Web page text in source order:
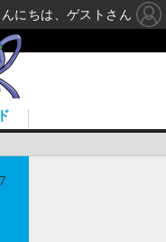
んにちは、ゲストさん